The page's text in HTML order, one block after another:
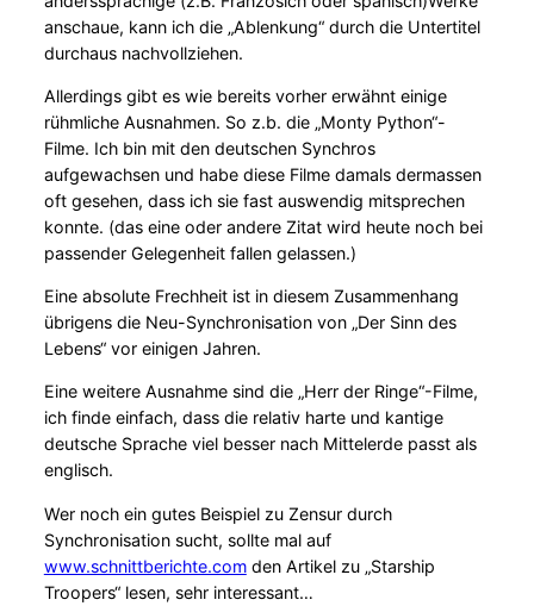
anschaue, kann ich die „Ablenkung“ durch die Untertitel
durchaus nachvollziehen.
Allerdings gibt es wie bereits vorher erwähnt einige
rühmliche Ausnahmen. So z.b. die „Monty Python“-
Filme. Ich bin mit den deutschen Synchros
aufgewachsen und habe diese Filme damals dermassen
oft gesehen, dass ich sie fast auswendig mitsprechen
konnte. (das eine oder andere Zitat wird heute noch bei
passender Gelegenheit fallen gelassen.)
Eine absolute Frechheit ist in diesem Zusammenhang
übrigens die Neu-Synchronisation von „Der Sinn des
Lebens“ vor einigen Jahren.
Eine weitere Ausnahme sind die „Herr der Ringe“-Filme,
ich finde einfach, dass die relativ harte und kantige
deutsche Sprache viel besser nach Mittelerde passt als
englisch.
Wer noch ein gutes Beispiel zu Zensur durch
Synchronisation sucht, sollte mal auf
www.schnittberichte.comden Artikel zu „Starship
Troopers“ lesen, sehr interessant…